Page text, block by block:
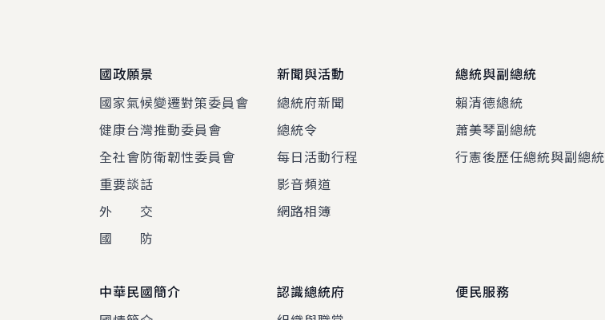
國政願景
國家氣候變遷對策委員會
健康台灣推動委員會
全社會防衛韌性委員會
重要談話
外 交
國 防
新聞與活動
總統府新聞
總統令
每日活動行程
影音頻道
網路相簿
總統與副總統
賴清德總統
蕭美琴副總統
行憲後歷任總統與副總統
中華民國簡介
認識總統府
便民服務